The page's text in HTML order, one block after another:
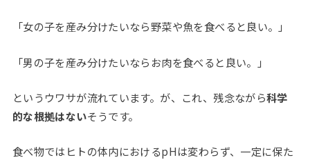
「女の子を産み分けたいなら野菜や魚を食べると良い。」
「男の子を産み分けたいならお肉を食べると良い。」
というウワサが流れています。が、これ、残念ながら科学
的な根拠はないそうです。
食べ物ではヒトの体内におけるpHは変わらず、一定に保た